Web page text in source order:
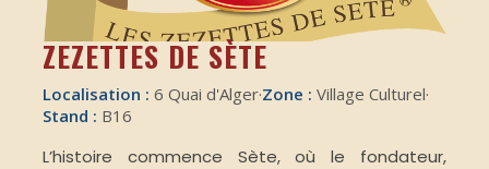
ZEZETTES DE SÈTE
Localisation : 6 Quai d'Alger·Zone : Village Culturel·
Stand : B16
L’histoire commence Sète, où le fondateur,